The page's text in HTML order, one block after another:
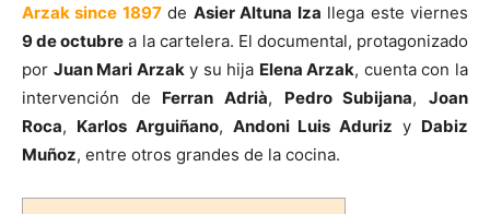
Arzak since 1897de Asier Altuna Iza llega este viernes
9 de octubre a la cartelera. El documental, protagonizado
por Juan Mari Arzak y su hija Elena Arzak, cuenta con la
intervención de Ferran Adrià, Pedro Subijana,Joan
Roca, Karlos Arguiñano, Andoni Luis Aduriz y Dabiz
Muñoz, entre otros grandes de la cocina.